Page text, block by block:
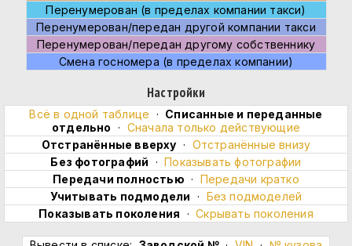
Перенумерован (в пределах компании такси)
Перенумерован/передан другой компании такси
Перенумерован/передан другому собственнику
Смена госномера (в пределах компании)
Настройки
Всё в одной таблице · Cписанные и переданные
отдельно · Сначала только действующие
Отстранённые вверху · Отстранённые внизу
Без фотографий ·Показывать фотографии
Передачи полностью · Передачи кратко
Учитывать подмодели · Без подмоделей
Показывать поколения ·Скрывать поколения